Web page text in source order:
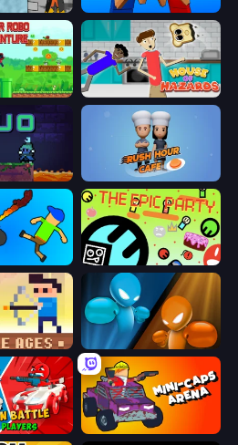
Bubble Trouble 2: Rebubbled Puppet Fighter 2 Player
- Adventure House of Hazards
Rush Hour Cafe
The Epic Party
Castle Wars: Middle Ages Drunken Boxing
Stickman battle 1-4 Players Mini-Caps: Arena